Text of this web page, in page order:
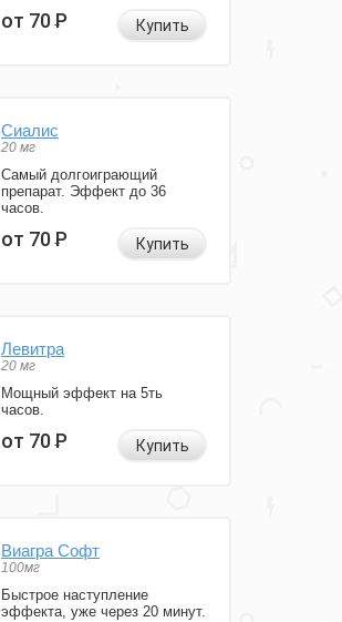
от 70Р Купить
Сиалис
20 мг
Самый долгоиграющий
препарат. Эффект до 36
часов.
от 70Р Купить
Левитра
20 мг
Мощный эффект на 5ть
часов.
от 70Р Купить
Виагра Софт
100мг
Быстрое наступление
эффекта, уже через 20 минут.